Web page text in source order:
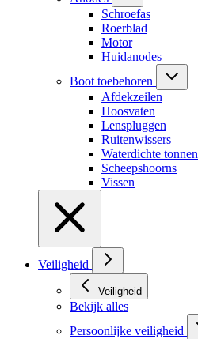
Schroefas
Roerblad
Motor
Huidanodes
Boot toebehoren
Afdekzeilen
Hoosvaten
Lenspluggen
Ruitenwissers
Waterdichte tonnen
Scheepshoorns
Vissen
Veiligheid
Veiligheid
Bekijk alles
Persoonlijke veiligheid